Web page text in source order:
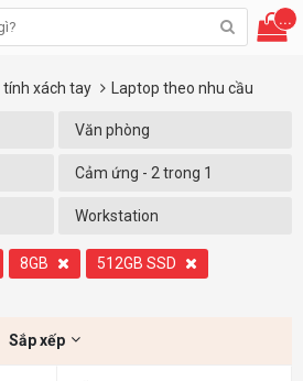
...
tính xách tay Laptop theo nhu cầu
Văn phòng
Cảm ứng - 2 trong 1
Workstation
8GB
512GB SSD
Sắp xếp